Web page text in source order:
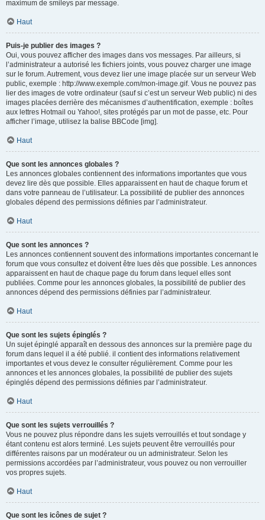
maximum de smileys par message.
Haut
Puis-je publier des images ?
Oui, vous pouvez afficher des images dans vos messages. Par ailleurs, si
l’administrateur a autorisé les fichiers joints, vous pouvez charger une image
sur le forum. Autrement, vous devez lier une image placée sur un serveur Web
public, exemple : http://www.exemple.com/mon-image.gif. Vous ne pouvez pas
lier des images de votre ordinateur (sauf si c’est un serveur Web public) ni des
images placées derrière des mécanismes d’authentification, exemple : boîtes
aux lettres Hotmail ou Yahoo!, sites protégés par un mot de passe, etc. Pour
afficher l’image, utilisez la balise BBCode [img].
Haut
Que sont les annonces globales ?
Les annonces globales contiennent des informations importantes que vous
devez lire dès que possible. Elles apparaissent en haut de chaque forum et
dans votre panneau de l’utilisateur. La possibilité de publier des annonces
globales dépend des permissions définies par l’administrateur.
Haut
Que sont les annonces ?
Les annonces contiennent souvent des informations importantes concernant le
forum que vous consultez et doivent être lues dès que possible. Les annonces
apparaissent en haut de chaque page du forum dans lequel elles sont
publiées. Comme pour les annonces globales, la possibilité de publier des
annonces dépend des permissions définies par l’administrateur.
Haut
Que sont les sujets épinglés ?
Un sujet épinglé apparaît en dessous des annonces sur la première page du
forum dans lequel il a été publié. il contient des informations relativement
importantes et vous devez le consulter régulièrement. Comme pour les
annonces et les annonces globales, la possibilité de publier des sujets
épinglés dépend des permissions définies par l’administrateur.
Haut
Que sont les sujets verrouillés ?
Vous ne pouvez plus répondre dans les sujets verrouillés et tout sondage y
étant contenu est alors terminé. Les sujets peuvent être verrouillés pour
différentes raisons par un modérateur ou un administrateur. Selon les
permissions accordées par l’administrateur, vous pouvez ou non verrouiller
vos propres sujets.
Haut
Que sont les icônes de sujet ?